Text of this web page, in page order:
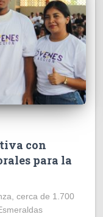
con
para la
cerca de 1.700